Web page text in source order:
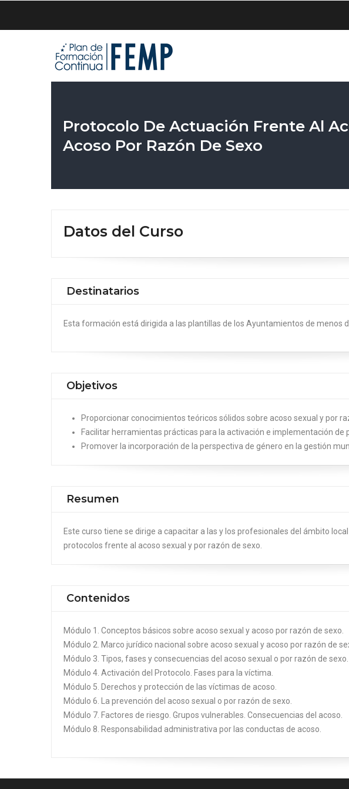
Protocolo De Actuación Frente Al
Acoso Por Razón De Sexo
Datos del Curso
Destinatarios
Esta formación está dirigida a las plantillas de los Ayuntamientos de menos
Objetivos
Proporcionar conocimientos teóricos sólidos sobre acoso sexual y por
Facilitar herramientas prácticas para la activación e implementación de
Promover la incorporación de la perspectiva de género en la gestión
Resumen
Este curso tiene se dirige a capacitar a las y los profesionales del ámbito
protocolos frente al acoso sexual y por razón de sexo.
Contenidos
Módulo 1. Conceptos básicos sobre acoso sexual y acoso por razón de sexo.
Módulo 2. Marco jurídico nacional sobre acoso sexual y acoso por razón de
Módulo 3. Tipos, fases y consecuencias del acoso sexual o por razón de sexo.
Módulo 4. Activación del Protocolo. Fases para la víctima.
Módulo 5. Derechos y protección de las víctimas de acoso.
Módulo 6. La prevención del acoso sexual o por razón de sexo.
Módulo 7. Factores de riesgo. Grupos vulnerables. Consecuencias del acoso.
Módulo 8. Responsabilidad administrativa por las conductas de acoso.